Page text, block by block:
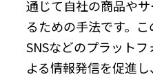
通じて自社の商品や
るための手法です。
SNSなどのプラット
よる情報発信を促進